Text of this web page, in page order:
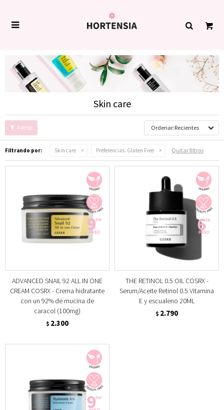

Skin care
Recientes
Filtrando por: Skin care Preferencias: Gluten Free Quitar filtros
ADVANCED SNAIL 92 ALL IN ONE
CREAM COSRX - Crema hidratante
con un 92% de mucina de
caracol (100mg)
$ 2.300
THE RETINOL 0.5 OIL COSRX -
Serum/Aceite Retinol 0.5 Vitamina
E y escualeno 20ML
$ 2.790